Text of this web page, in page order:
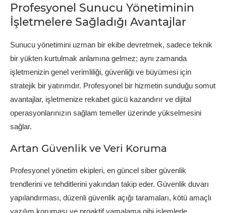
Profesyonel Sunucu Yönetiminin
İşletmelere Sağladığı Avantajlar
Sunucu yönetimini uzman bir ekibe devretmek, sadece teknik
bir yükten kurtulmak anlamına gelmez; aynı zamanda
işletmenizin genel verimliliği, güvenliği ve büyümesi için
stratejik bir yatırımdır. Profesyonel bir hizmetin sunduğu somut
avantajlar, işletmenize rekabet gücü kazandırır ve dijital
operasyonlarınızın sağlam temeller üzerinde yükselmesini
sağlar.
Artan Güvenlik ve Veri Koruma
Profesyonel yönetim ekipleri, en güncel siber güvenlik
trendlerini ve tehditlerini yakından takip eder. Güvenlik duvarı
yapılandırması, düzenli güvenlik açığı taramaları, kötü amaçlı
yazılım koruması ve proaktif yamalama gibi işlemlerle